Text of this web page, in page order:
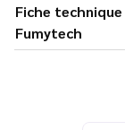
Fiche technique - Kit Dock Hookah Air - E-chicha
Fumytech